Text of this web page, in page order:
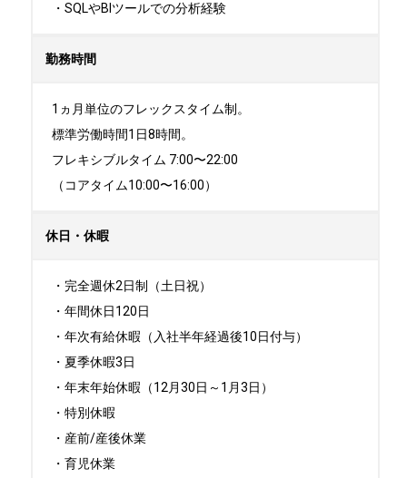
・SQLやBIツールでの分析経験
勤務時間
1ヵ月単位のフレックスタイム制。
標準労働時間1日8時間。
フレキシブルタイム 7:00〜22:00
（コアタイム10:00〜16:00）
休日・休暇
・完全週休2日制（土日祝）
・年間休日120日
・年次有給休暇（入社半年経過後10日付与）
・夏季休暇3日
・年末年始休暇（12月30日～1月3日）
・特別休暇
・産前/産後休業
・育児休業